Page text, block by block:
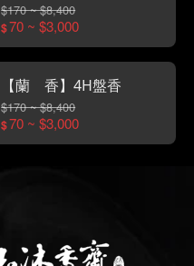
$170 ~ $8,400
$70 ~ $3,000
【蘭 香】4H盤香
$170 ~ $8,400
$70 ~ $3,000